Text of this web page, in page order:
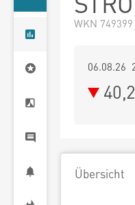
WKN
06.08.26
Übersicht